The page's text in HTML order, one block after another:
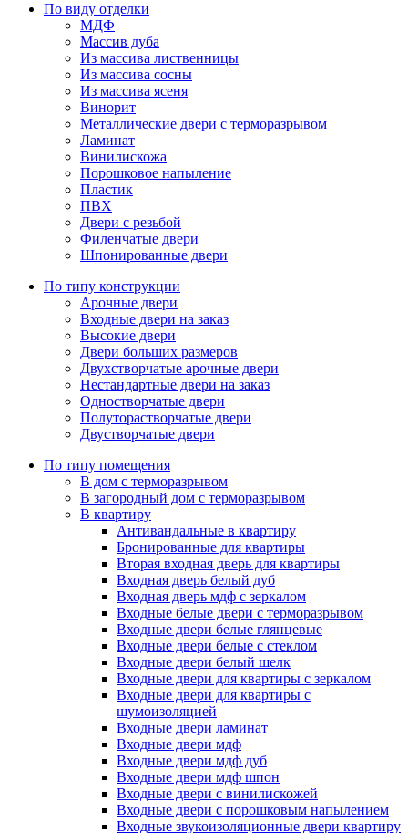
По виду отделки
МДФ
Массив дуба
Из массива лиственницы
Из массива сосны
Из массива ясеня
Винорит
Металлические двери с терморазрывом
Ламинат
Винилискожа
Порошковое напыление
Пластик
ПВХ
Двери с резьбой
Филенчатые двери
Шпонированные двери
По типу конструкции
Арочные двери
Входные двери на заказ
Высокие двери
Двери больших размеров
Двухстворчатые арочные двери
Нестандартные двери на заказ
Одностворчатые двери
Полуторастворчатые двери
Двустворчатые двери
По типу помещения
В дом с терморазрывом
В загородный дом с терморазрывом
В квартиру
Антивандальные в квартиру
Бронированные для квартиры
Вторая входная дверь для квартиры
Входная дверь белый дуб
Входная дверь мдф с зеркалом
Входные белые двери с терморазрывом
Входные двери белые глянцевые
Входные двери белые с стеклом
Входные двери белый шелк
Входные двери для квартиры с зеркалом
Входные двери для квартиры с
шумоизоляцией
Входные двери ламинат
Входные двери мдф
Входные двери мдф дуб
Входные двери мдф шпон
Входные двери с винилискожей
Входные двери с порошковым напылением
Входные звукоизоляционные двери квартиру